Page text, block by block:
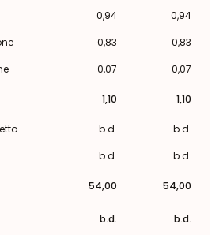
0,94
0,94
0,83
0,83
0,07 0,07
1,10 1,10
b.d.
b.d.
b.d. b.d.
54,00 54,00
b.d. b.d.